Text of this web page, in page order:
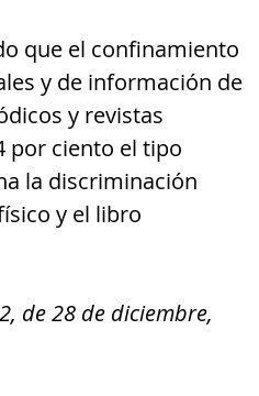
que el confinamiento
y de información de
y revistas
por ciento el tipo
la discriminación
y el libro
de 28 de diciembre,